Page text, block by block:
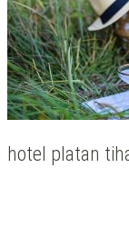
hotel platan